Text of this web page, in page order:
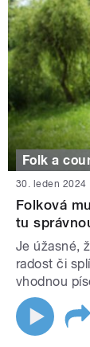
Folk a
30. leden 2024
Folková
tu
Je úžasné,
radost či
vhodnou